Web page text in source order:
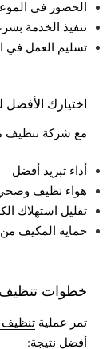
الحضور في
تنفيذ الخدمة
تسليم العمل في
اختيارك
مع شركة تنظيف
أداء تبريد أفضل
هواء نظيف
تقليل استهلاك
حماية المكيف
خطوات تنظيف
تمر عملية تنظيف
أفضل نتيجة: